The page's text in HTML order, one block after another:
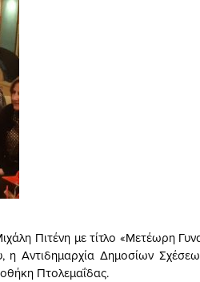
Πιτένη με τίτλο «Μετέωρη
Αντιδημαρχία Δημοσίων
Πτολεμαΐδας.